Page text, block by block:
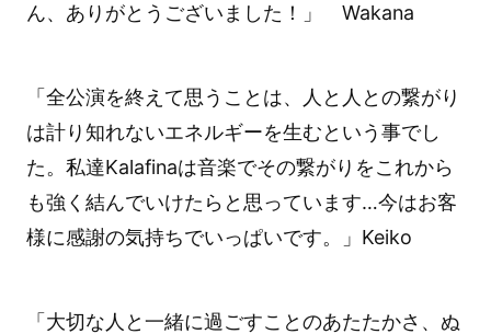
ん、ありがとうございました！」 Wakana
「全公演を終えて思うことは、人と人との繋がり
は計り知れないエネルギーを生むという事でし
た。私達Kalafinaは音楽でその繋がりをこれから
も強く結んでいけたらと思っています…今はお客
様に感謝の気持ちでいっぱいです。」Keiko
「大切な人と一緒に過ごすことのあたたかさ、ぬ